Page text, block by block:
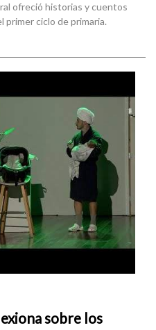
ofreció historias y cuentos
primer ciclo de primaria.
sobre los